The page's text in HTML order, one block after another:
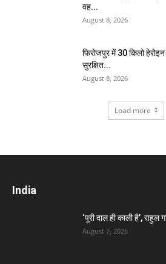
वह...
August 8, 2026
फिरोजपुर में 30 किलो हेरोइन
सुरक्षित...
August 8, 2026
Load more
India
‘पूरी दाल ही काली है’,
August 7, 2026